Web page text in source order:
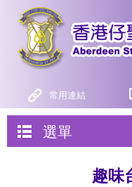
常用連結
選單
趣味